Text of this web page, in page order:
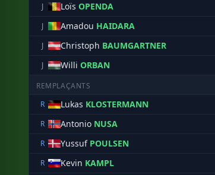
J
Loïs OPENDA
J
Amadou HAIDARA
J
Christoph BAUMGARTNER
J
Willi ORBAN
REMPLAÇANTS
R
Lukas KLOSTERMANN
R
Antonio NUSA
R
Yussuf POULSEN
R
Kevin KAMPL